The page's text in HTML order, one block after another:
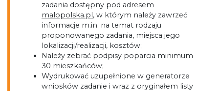
zadania dostępny pod adresem
malopolska.pl, w którym należy zawrzeć
informacje m.in. na temat rodzaju
proponowanego zadania, miejsca jego
lokalizacji/realizacji, kosztów;
Należy zebrać podpisy poparcia minimum
30 mieszkańców;
Wydrukować uzupełnione w generatorze
wniosków zadanie i wraz z oryginałem listy